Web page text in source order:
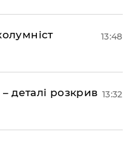
13:48
деталі розкрив 13:32